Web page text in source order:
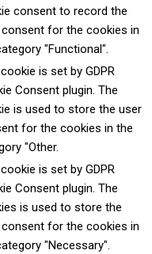
consent to record the
for the cookies in
"Functional".
is set by GDPR
Consent plugin. The
is used to store the user
for the cookies in the
"Other.
is set by GDPR
Consent plugin. The
is used to store the
for the cookies in
"Necessary".